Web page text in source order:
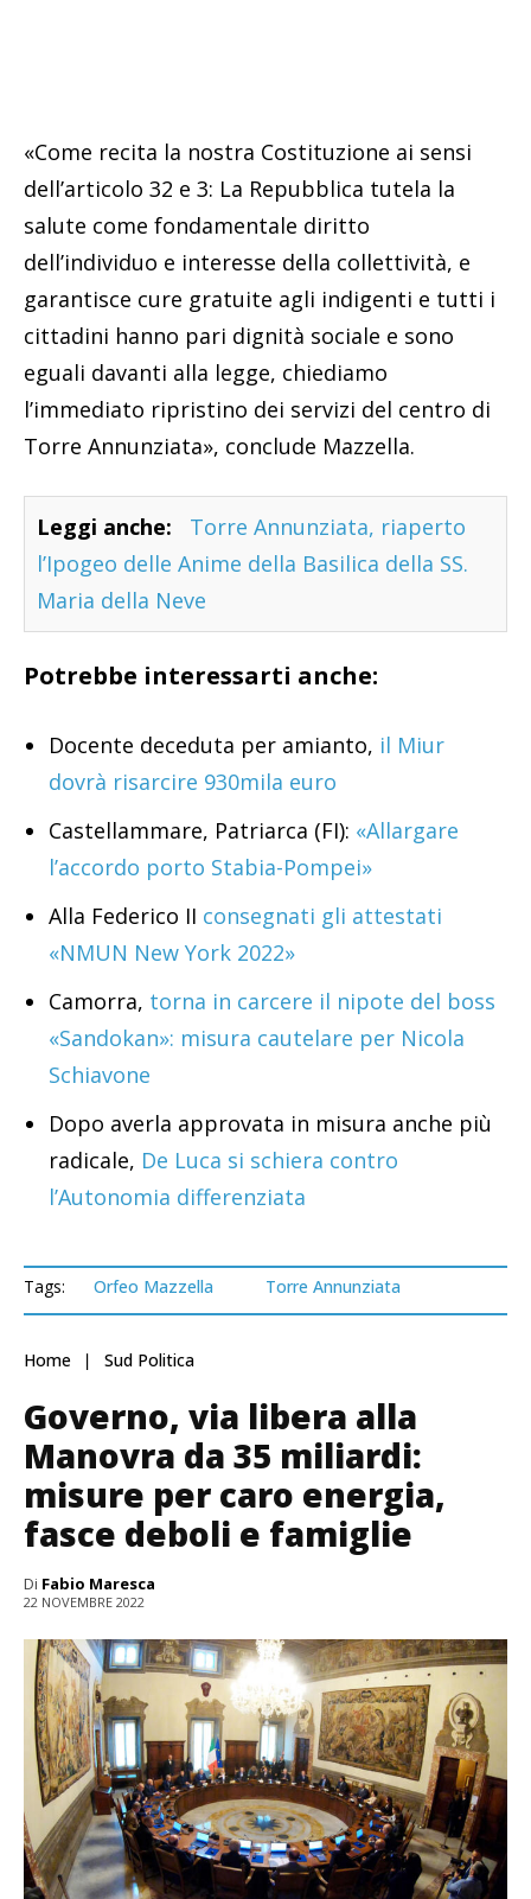
«Come recita la nostra Costituzione ai sensi
dell’articolo 32 e 3: La Repubblica tutela la
salute come fondamentale diritto
dell’individuo e interesse della collettività, e
garantisce cure gratuite agli indigenti e tutti i
cittadini hanno pari dignità sociale e sono
eguali davanti alla legge, chiediamo
l’immediato ripristino dei servizi del centro di
Torre Annunziata», conclude Mazzella.
Leggi anche:
Torre Annunziata, riaperto
l’Ipogeo delle Anime della Basilica della SS.
Maria della Neve
Potrebbe interessarti anche:
Docente deceduta per amianto, il Miur
dovrà risarcire 930mila euro
Castellammare, Patriarca (FI): «Allargare
l’accordo porto Stabia-Pompei»
Alla Federico II consegnati gli attestati
«NMUN New York 2022»
Camorra, torna in carcere il nipote del boss
«Sandokan»: misura cautelare per Nicola
Schiavone
Dopo averla approvata in misura anche più
radicale, De Luca si schiera contro
l’Autonomia differenziata
Tags: Orfeo Mazzella Torre Annunziata
Home Sud Politica
Governo, via libera alla
Manovra da 35 miliardi:
misure per caro energia,
fasce deboli e famiglie
Di Fabio Maresca
22 NOVEMBRE 2022